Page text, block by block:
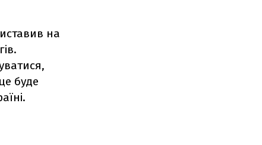
на
буде